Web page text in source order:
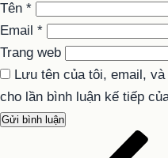
Tên *
Email *
Trang web
Lưu tên của tôi, email,
cho lần bình luận kế tiếp